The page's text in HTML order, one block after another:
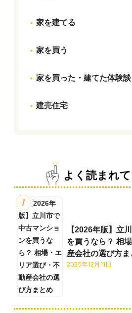
家を建てる
家を買う
家を買った・建てた体験談
建売住宅
よく読まれ
【2026年版】立
を買うなら？ 相
産会社の選び方ま
2025年12月11日